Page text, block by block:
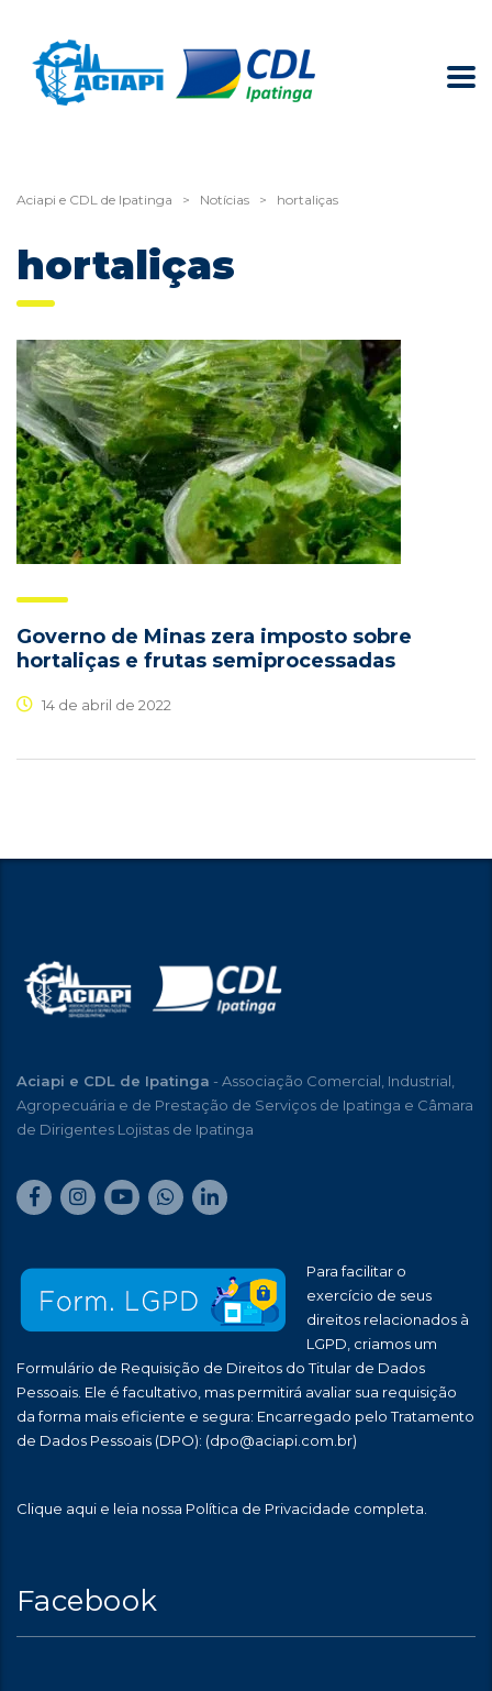
Aciapi e CDL de Ipatinga > Notícias > hortaliças
hortaliças
Governo de Minas zera imposto sobre
hortaliças e frutas semiprocessadas
14 de abril de 2022
Aciapi e CDL de Ipatinga - Associação Comercial, Industrial,
Agropecuária e de Prestação de Serviços de Ipatinga e Câmara
de Dirigentes Lojistas de Ipatinga
Para facilitar o
exercício de seus
direitos relacionados à
LGPD, criamos um
Formulário de Requisição de Direitos do Titular de Dados
Pessoais. Ele é facultativo, mas permitirá avaliar sua requisição
da forma mais eficiente e segura: Encarregado pelo Tratamento
de Dados Pessoais (DPO): (dpo@aciapi.com.br)
Clique aqui e leia nossa Política de Privacidade completa.
Facebook